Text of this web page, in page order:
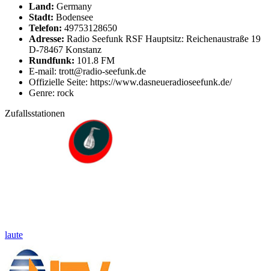
Land: Germany
Stadt: Bodensee
Telefon: 49753128650
Adresse: Radio Seefunk RSF Hauptsitz: Reichenaustraße 19
D-78467 Konstanz
Rundfunk: 101.8 FM
E-mail: trott@radio-seefunk.de
Offizielle Seite: https://www.dasneueradioseefunk.de/
Genre: rock
Zufallsstationen
laute